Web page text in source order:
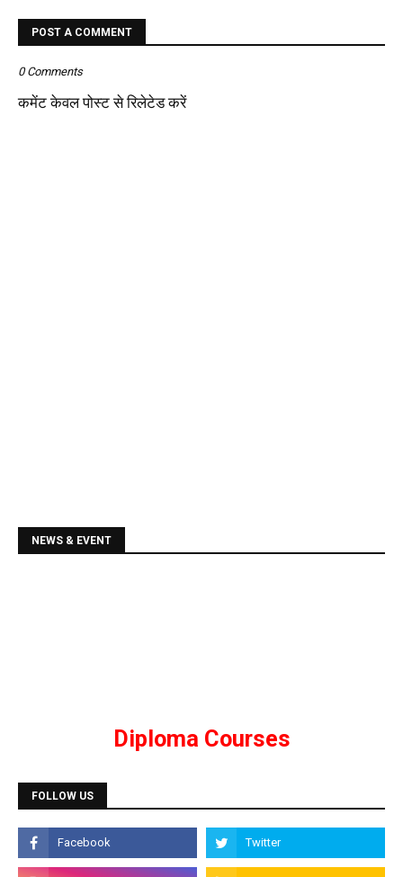
POST A COMMENT
0 Comments
कमेंट केवल पोस्ट से रिलेटेड करें
NEWS & EVENT
DCA, DTP, Tally, Web Designing etc.
Programming Courses
like C, C++, Java, .Net, PHP, Python etc.
FOLLOW US